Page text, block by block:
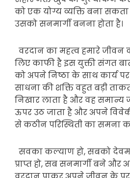
को एक योग्य व्यक्ति बना
उसको सनमार्गी बनना होता है।
वरदान का महत्व हमारे जीवन
लिए काफी है इस युक्ती संगत
को अपने निष्ठा के साथ कार्य पर
साधना की शक्ति वहुत बड़ी
निखार लाता है और वह समान्य
ऊपर उठ जाता है और अपने
से कठीन परिस्थिती का समना
सवका कल्याण हो, सबको
प्राप्त हो, सब सनमार्गी बने और